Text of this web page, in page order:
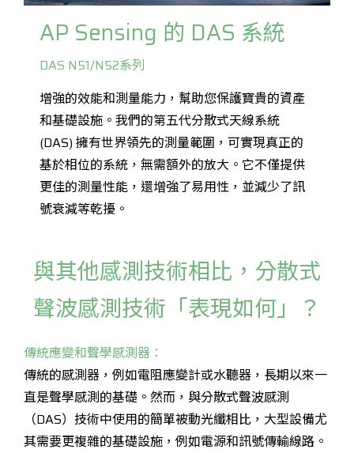
AP Sensing 的 DAS 系統
DAS N51/N52系列
增強的效能和測量能力，幫助您保護寶貴的資產
和基礎設施。我們的第五代分散式天線系統
(DAS) 擁有世界領先的測量範圍，可實現真正的
基於相位的系統，無需額外的放大。它不僅提供
更佳的測量性能，還增強了易用性，並減少了訊
號衰減等乾擾。
與其他感測技術相比，分散式
聲波感測技術「表現如何」？
傳統應變和聲學感測器：
傳統的感測器，例如電阻應變計或水聽器，長期以來一
直是聲學感測的基礎。然而，與分散式聲波感測
（DAS）技術中使用的簡單被動光纖相比，大型設備尤
其需要更複雜的基礎設施，例如電源和訊號傳輸線路。